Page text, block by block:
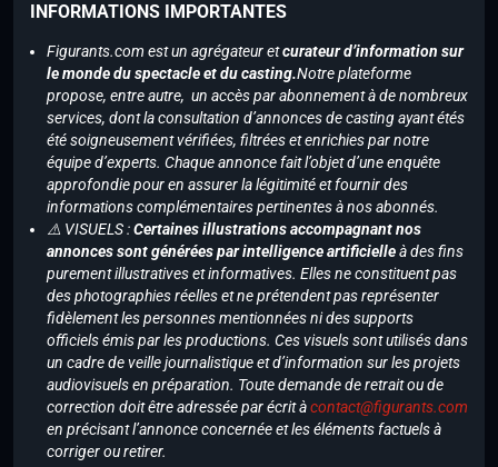
INFORMATIONS IMPORTANTES
Figurants.com est un agrégateur etcurateur d’information sur
le monde du spectacle et du casting.Notre plateforme
propose, entre autre, un accès par abonnement à de nombreux
services, dont la consultation d’annonces de casting ayant étés
été soigneusement vérifiées, filtrées et enrichies par notre
équipe d’experts. Chaque annonce fait l’objet d’une enquête
approfondie pour en assurer la légitimité et fournir des
informations complémentaires pertinentes à nos abonnés.
⚠️ VISUELS :Certaines illustrations accompagnant nos
annonces sont générées par intelligence artificielleà des fins
purement illustratives et informatives. Elles ne constituent pas
des photographies réelles et ne prétendent pas représenter
fidèlement les personnes mentionnées ni des supports
officiels émis par les productions. Ces visuels sont utilisés dans
un cadre de veille journalistique et d’information sur les projets
audiovisuels en préparation. Toute demande de retrait ou de
correction doit être adressée par écrit àcontact@figurants.com
en précisant l’annonce concernée et les éléments factuels à
corriger ou retirer.